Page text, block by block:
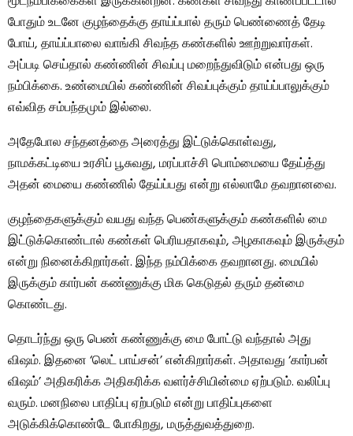
போதும் உடனே குழந்தைக்கு தாய்ப்பால் தரும் பெண்ணைத் தேடி
போய், தாய்ப்பாலை வாங்கி சிவந்த கண்களில் ஊற்றுவார்கள்.
அப்படி செய்தால் கண்ணின் சிவப்பு மறைந்துவிடும் என்பது ஒரு
நம்பிக்கை. உண்மையில் கண்ணின் சிவப்புக்கும் தாய்ப்பாலுக்கும்
எவ்வித சம்பந்தமும் இல்லை.
அதேபோல சந்தனத்தை அரைத்து இட்டுக்கொள்வது,
நாமக்கட்டியை உரசிப் பூசுவது, மரப்பாச்சி பொம்மையை தேய்த்து
அதன் மையை கண்ணில் தேய்ப்பது என்று எல்லாமே தவறானவை.
குழந்தைகளுக்கும் வயது வந்த பெண்களுக்கும் கண்களில் மை
இட்டுக்கொண்டால் கண்கள் பெரியதாகவும், அழகாகவும் இருக்கும்
என்று நினைக்கிறார்கள். இந்த நம்பிக்கை தவறானது. மையில்
இருக்கும் கார்பன் கண்ணுக்கு மிக கெடுதல் தரும் தன்மை
கொண்டது.
தொடர்ந்து ஒரு பெண் கண்ணுக்கு மை போட்டு வந்தால் அது
விஷம். இதனை ‘லெட் பாய்சன்’ என்கிறார்கள். அதாவது ‘கார்பன்
விஷம்’ அதிகரிக்க அதிகரிக்க வளர்ச்சியின்மை ஏற்படும். வலிப்பு
வரும். மனநிலை பாதிப்பு ஏற்படும் என்று பாதிப்புகளை
அடுக்கிக்கொண்டே போகிறது, மருத்துவத்துறை.